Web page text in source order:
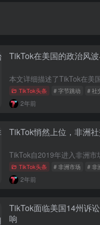
TikTok在美国的政治风
TikTok头条 # 字节跳动 # 社
2年前
TikTok悄然上位，非洲
TikTok头条 # 非洲市场 # 非
2年前
TikTok面临美国14州诉
响